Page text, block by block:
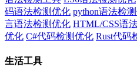
码语法检测优化 python语法检
言语法检测优化 HTML/CSS语
优化 C#代码检测优化 Rust代码
生活工具